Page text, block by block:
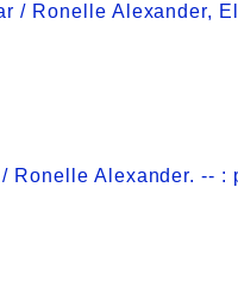
/ Ronelle Alexander,
Ronelle Alexander. -- :